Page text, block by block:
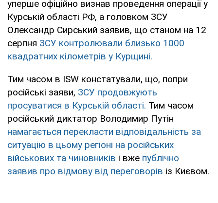
уперше офіційно визнав проведення операції у
Курській області РФ, а головком ЗСУ
Олександр Сирський заявив, що станом на 12
серпня ЗСУ контролювали близько 1000
квадратних кілометрів у Курщині.
Тим часом в ISW констатували, що, попри
російські заяви, ЗСУ продовжують
просуватися в Курській області. Тим часом
російський диктатор Володимир Путін
намагається перекласти відповідальність за
ситуацію в цьому регіоні на російських
військових та чиновників і вже публічно
заявив про відмову від переговорів із Києвом.